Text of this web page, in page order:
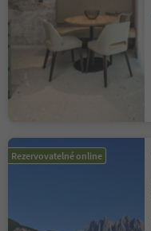
Rezervovatelné online